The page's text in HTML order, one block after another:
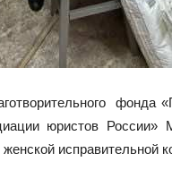
фонда
юристов
исправительной